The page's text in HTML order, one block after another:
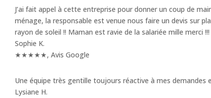
J’ai fait appel à cette entreprise pour donner un coup de
ménage, la responsable est venue nous faire un devis sur
rayon de soleil !! Maman est ravie de la salariée mille merci !!!
Sophie K.
★★★★★, Avis Google
Une équipe très gentille toujours réactive à mes demandes
Lysiane H.